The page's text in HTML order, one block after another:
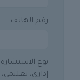
رقم الهاتف:
نوع
إداري، تعليمي،